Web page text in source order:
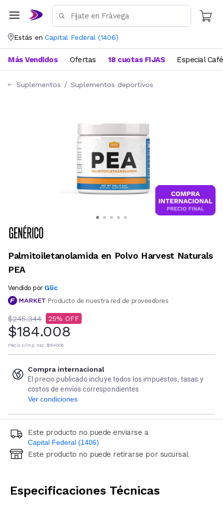
Estás en Capital Federal (1406)
Más Vendidos Ofertas 18 cuotas FIJAS Especial Café
Suplementos Suplementos deportivos
Palmitoiletanolamida en Polvo Harvest Naturals
PEA
Vendido por Glic
Producto de nuestra red de proveedores
$245.344 25
$184.008
Precio s/imp. nac. $184.008
Compra internacional
El precio publicado incluye todos los impuestos, tasas y
costos de envíos correspondientes
Ver condiciones
Este producto no puede enviarse a
Capital Federal (1406)
Ingresá código postal (sólo números)
Este producto no puede retirarse por sucursal
Especificaciones Técnicas